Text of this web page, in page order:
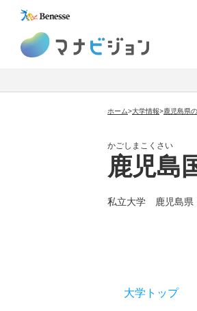
ホーム>大学情報>鹿児島県
かごしまこくさい
鹿児島
私立大学 鹿児島県
大学トップ